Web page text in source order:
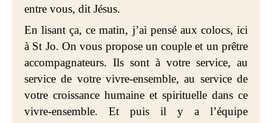
entre vous, dit Jésus.
En lisant ça, ce matin, j’ai pensé aux colocs, ici
à St Jo. On vous propose un couple et un prêtre
accompagnateurs. Ils sont à votre service, au
service de votre vivre-ensemble, au service de
votre croissance humaine et spirituelle dans ce
vivre-ensemble. Et puis il y a l’équipe